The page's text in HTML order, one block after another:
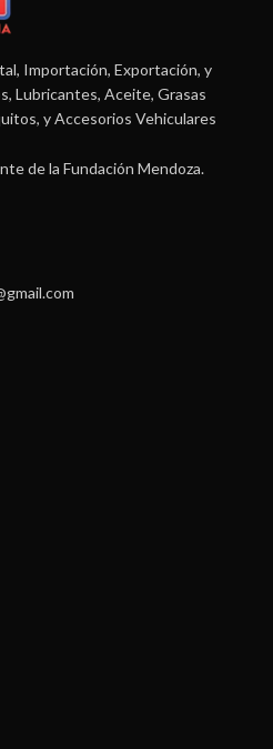
Importación, Exportación, y
Lubricantes, Aceite, Grasas
y Accesorios Vehiculares
de la Fundación Mendoza.